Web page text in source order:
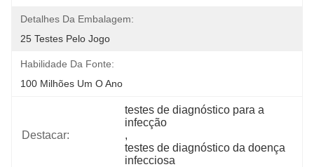
Detalhes Da Embalagem:
25 Testes Pelo Jogo
Habilidade Da Fonte:
100 Milhões Um O Ano
Destacar:
testes de diagnóstico para a
infecção
,
testes de diagnóstico da doença
infecciosa